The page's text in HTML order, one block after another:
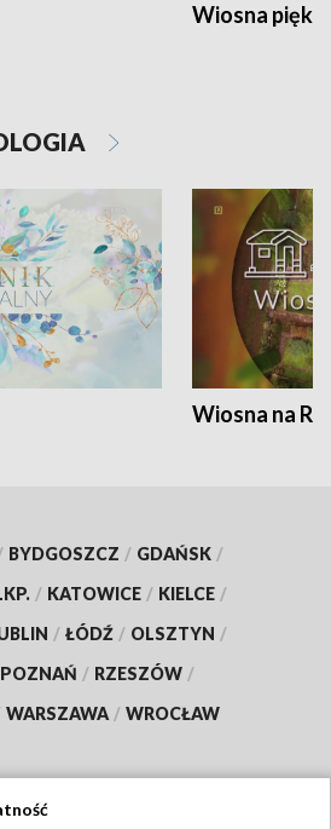
Wiosna
Wiosna na
BYDGOSZCZ / GDAŃSK /
/ KATOWICE / KIELCE /
/ ŁÓDŹ / OLSZTYN /
POZNAŃ / RZESZÓW /
WARSZAWA / WROCŁAW